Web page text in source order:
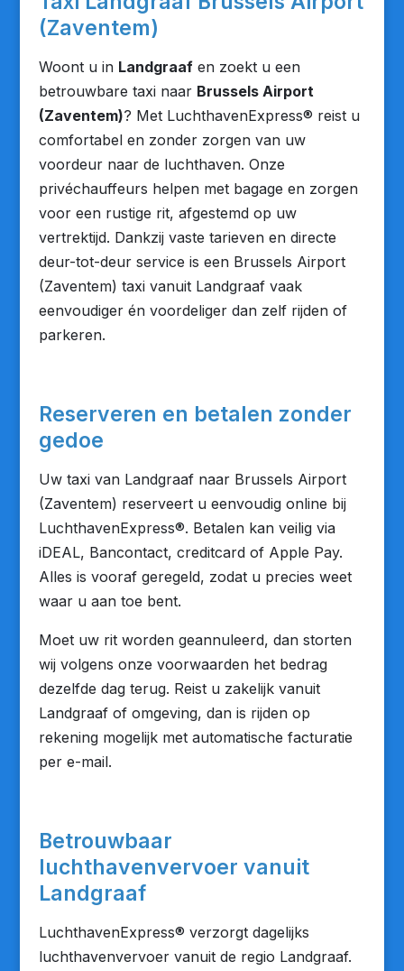
(Zaventem)
Woont u in Landgraafen zoekt u een
betrouwbare taxi naar Brussels Airport
(Zaventem)? Met LuchthavenExpress® reist u
comfortabel en zonder zorgen van uw
voordeur naar de luchthaven. Onze
privéchauffeurs helpen met bagage en zorgen
voor een rustige rit, afgestemd op uw
vertrektijd. Dankzij vaste tarieven en directe
deur-tot-deur service is een Brussels Airport
(Zaventem) taxi vanuit Landgraaf vaak
eenvoudiger én voordeliger dan zelf rijden of
parkeren.
Reserveren en betalen zonder
gedoe
Uw taxi van Landgraaf naar Brussels Airport
(Zaventem) reserveert u eenvoudig online bij
LuchthavenExpress®. Betalen kan veilig via
iDEAL, Bancontact, creditcard of Apple Pay.
Alles is vooraf geregeld, zodat u precies weet
waar u aan toe bent.
Moet uw rit worden geannuleerd, dan storten
wij volgens onze voorwaarden het bedrag
dezelfde dag terug. Reist u zakelijk vanuit
Landgraaf of omgeving, dan is rijden op
rekening mogelijk met automatische facturatie
per e-mail.
Betrouwbaar
luchthavenvervoer vanuit
Landgraaf
LuchthavenExpress® verzorgt dagelijks
luchthavenvervoer vanuit de regio Landgraaf.